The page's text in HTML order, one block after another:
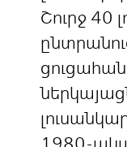
Շուրջ 40